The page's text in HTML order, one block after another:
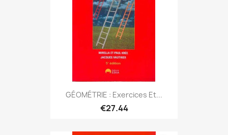
GÉOMÉTRIE : Exercices Et...
€27.44